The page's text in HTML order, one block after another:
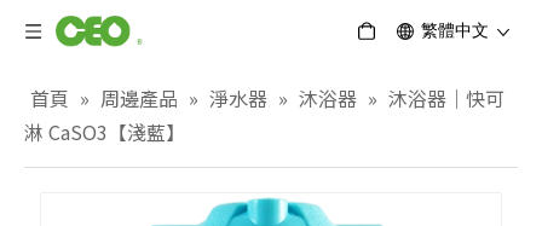
繁體中文
首頁 » 周邊產品 » 淨水器 » 沐浴器 » 沐浴器｜快可
淋 CaSO3【淺藍】